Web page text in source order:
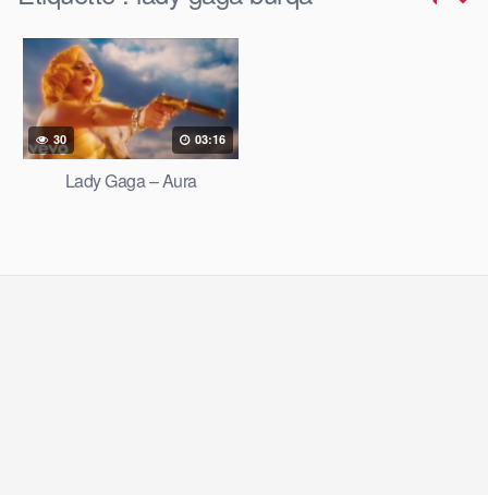
30 03:16
Lady Gaga – Aura